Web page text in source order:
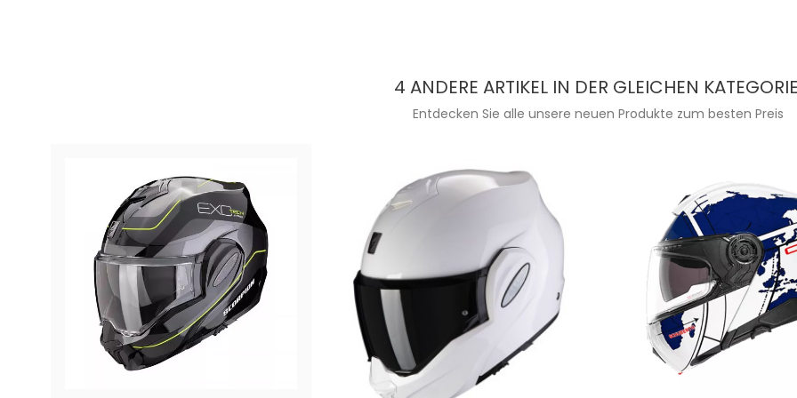
4 ANDERE ARTIKEL IN DER GLEICHEN
Entdecken Sie alle unsere neuen Produkte zum besten Preis